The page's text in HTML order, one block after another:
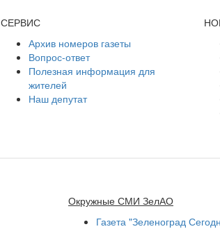
СЕРВИС
Архив номеров газеты
Вопрос-ответ
Полезная информация для
жителей
Наш депутат
Окружные СМИ ЗелАО
Газета "Зеленоград